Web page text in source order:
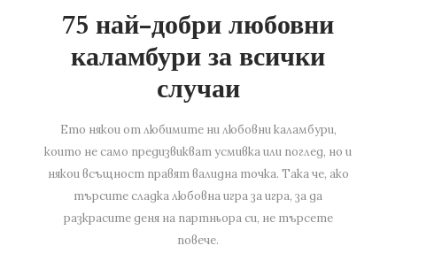
75 най-добри любовни
каламбури за всички
случаи
Ето някои от любимите ни любовни каламбури,
които не само предизвикват усмивка или поглед, но и
някои всъщност правят валидна точка. Така че, ако
търсите сладка любовна игра за игра, за да
разкрасите деня на партньора си, не търсете
повече.